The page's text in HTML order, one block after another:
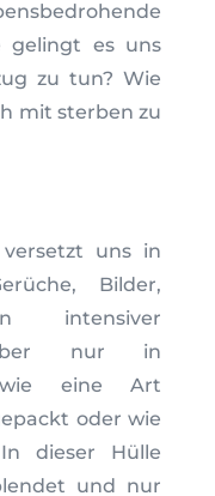
gelingt es uns
zu tun? Wie
mit sterben zu
versetzt uns in
Bilder,
intensiver
nur in
eine Art
oder wie
dieser Hülle
und nur